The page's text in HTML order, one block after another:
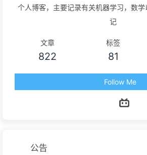
个人博客，主要记录有关机器学习，数
记
文章
822
标签
81
Follow Me
公告